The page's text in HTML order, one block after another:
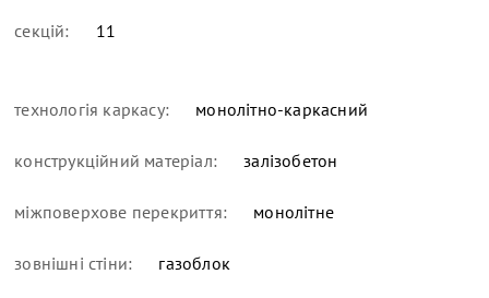
секцій: 11
технологія каркасу: монолітно-каркасний
конструкційний матеріал: залізобетон
міжповерхове перекриття: монолітне
зовнішні стіни: газоблок